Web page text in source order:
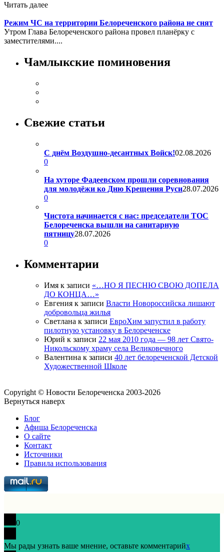
Читать далее
Режим ЧС на территории Белореченского района не снят
Утром Глава Белореченского района провел планёрку с
заместителями....
Чамлыкские поминовения
Свежие статьи
С днём Воздушно-десантных Войск!02.08.2026
0
На хуторе Фадеевском прошли соревнования
для молодёжи ко Дню Крещения Руси28.07.2026
0
Чистота начинается с нас: председатели ТОС
Белореченска вышли на санитарную
пятницу28.07.2026
0
Комментарии
Имя к записи «…НО Я ПЕСНЮ СВОЮ ДОПЕЛА
ДО КОНЦА…»
Евгения к записи Власти Новороссийска лишают
добровольца жилья
Светлана к записи ЕвроХим запустил в работу
пилотную установку в Белореченске
Юрий к записи 22 мая 2010 года — 98 лет Свято-
Никольскому храму села Великовечного
Валентина к записи 40 лет белореченской Детской
Художественной Школе
Copyright © Новости Белореченска 2003-2026
Вернуться наверх
Блог
Афиша Белореченска
О сайте
Контакт
Источники
Правила использования
0
Мы рады узнать ваше мнение, оставьте комментарийx